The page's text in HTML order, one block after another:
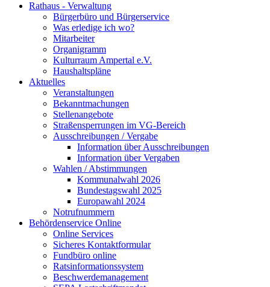
Rathaus - Verwaltung
Bürgerbüro und Bürgerservice
Was erledige ich wo?
Mitarbeiter
Organigramm
Kulturraum Ampertal e.V.
Haushaltspläne
Aktuelles
Veranstaltungen
Bekanntmachungen
Stellenangebote
Straßensperrungen im VG-Bereich
Ausschreibungen / Vergabe
Information über Ausschreibungen
Information über Vergaben
Wahlen / Abstimmungen
Kommunalwahl 2026
Bundestagswahl 2025
Europawahl 2024
Notrufnummern
Behördenservice Online
Online Services
Sicheres Kontaktformular
Fundbüro online
Ratsinformationssystem
Beschwerdemanagement